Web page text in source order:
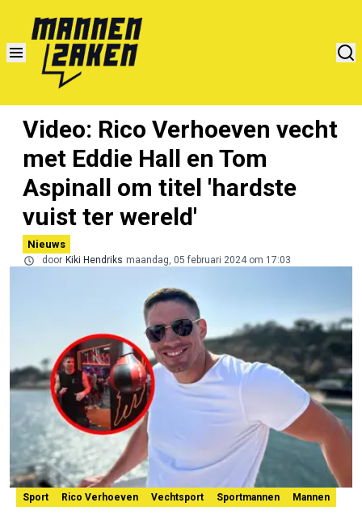
Video: Rico Verhoeven vecht
met Eddie Hall en Tom
Aspinall om titel 'hardste
vuist ter wereld'
Nieuws
door Kiki Hendriks maandag, 05 februari 2024 om 17:03
Sport Rico Verhoeven Vechtsport Sportmannen Mannen